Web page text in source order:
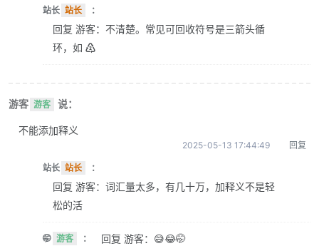
站长 站长 ：
回复 游客：不清楚。常见可回收符号是三箭头循
环，如 ♴
游客 游客 说：
不能添加释义
2025-05-13 17:44:49 回复
站长 站长 ：
回复 游客：词汇量太多，有几十万，加释义不是轻
松的活
🤭 游客 ： 回复 游客：😅😂🤭